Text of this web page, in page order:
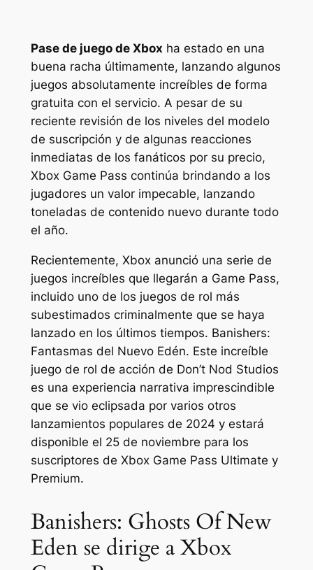
Pase de juego de Xbox ha estado en una
buena racha últimamente, lanzando algunos
juegos absolutamente increíbles de forma
gratuita con el servicio. A pesar de su
reciente revisión de los niveles del modelo
de suscripción y de algunas reacciones
inmediatas de los fanáticos por su precio,
Xbox Game Pass continúa brindando a los
jugadores un valor impecable, lanzando
toneladas de contenido nuevo durante todo
el año.
Recientemente, Xbox anunció una serie de
juegos increíbles que llegarán a Game Pass,
incluido uno de los juegos de rol más
subestimados criminalmente que se haya
lanzado en los últimos tiempos. Banishers:
Fantasmas del Nuevo Edén. Este increíble
juego de rol de acción de Don’t Nod Studios
es una experiencia narrativa imprescindible
que se vio eclipsada por varios otros
lanzamientos populares de 2024 y estará
disponible el 25 de noviembre para los
suscriptores de Xbox Game Pass Ultimate y
Premium.
Banishers: Ghosts Of New
Eden se dirige a Xbox